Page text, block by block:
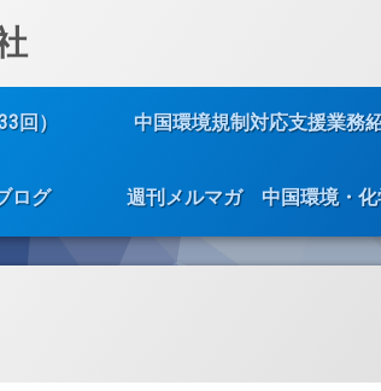
回） 中国環境規制対応支援業務
ログ 週刊メルマガ 中国環境・化